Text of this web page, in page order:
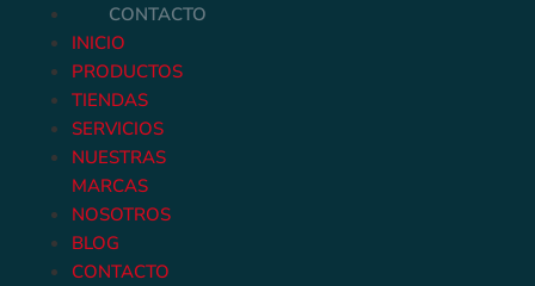
CONTACTO
INICIO
PRODUCTOS
TIENDAS
SERVICIOS
NUESTRAS
MARCAS
NOSOTROS
BLOG
CONTACTO